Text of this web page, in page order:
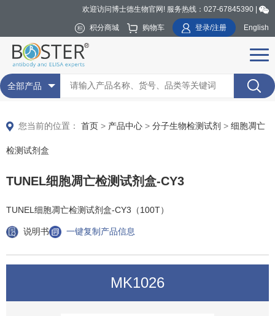
欢迎访问博士德生物官网! 服务热线：027-67845390 |
积分商城 购物车 登录/注册 English
全部产品
您当前的位置： 首页 > 产品中心 > 分子生物检测试剂 > 细胞凋亡
检测试剂盒
TUNEL细胞凋亡检测试剂盒-CY3
TUNEL细胞凋亡检测试剂盒-CY3（100T）
说明书 一键复制产品信息
MK1026